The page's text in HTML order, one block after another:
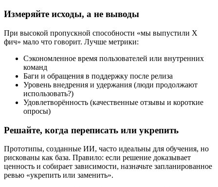
Измеряйте исходы, а не выводы
При высокой пропускной способности «мы выпустили X
фич» мало что говорит. Лучше метрики:
Сэкономленное время пользователей или внутренних
команд
Баги и обращения в поддержку после релиза
Уровень внедрения и удержания (люди продолжают
использовать?)
Удовлетворённость (качественные отзывы и короткие
опросы)
Решайте, когда переписать или укрепить
Прототипы, созданные ИИ, часто идеальны для обучения, но
рискованы как база. Правило: если решение доказывает
ценность и собирает зависимости, назначьте запланированное
ревью «укрепить или заменить».